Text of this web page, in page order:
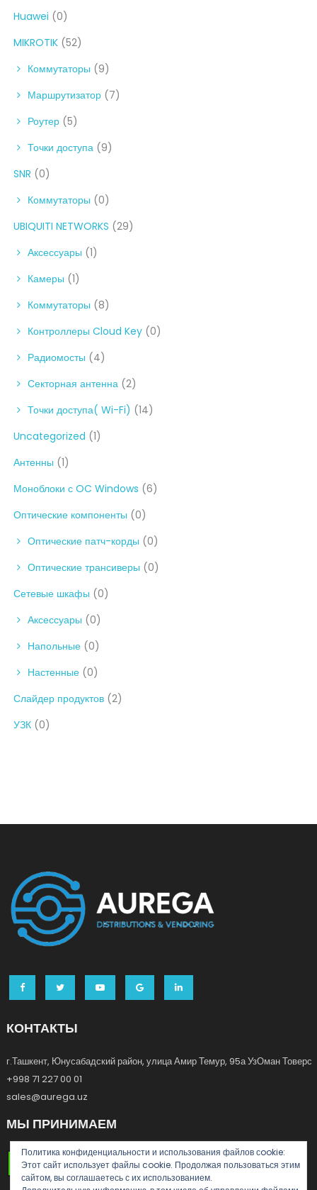
Huawei (0)
MIKROTIK (52)
Коммутаторы (9)
Маршрутизатор (7)
Роутер (5)
Точки доступа (9)
SNR (0)
Коммутаторы (0)
UBIQUITI NETWORKS (29)
Аксессуары (1)
Камеры (1)
Коммутаторы (8)
Контроллеры Cloud Key (0)
Радиомосты (4)
Секторная антенна (2)
Точки доступа( Wi-Fi) (14)
Uncategorized (1)
Антенны (1)
Моноблоки с OC Windows (6)
Оптические компоненты (0)
Оптические патч-корды (0)
Оптические трансиверы (0)
Сетевые шкафы (0)
Аксессуары (0)
Напольные (0)
Настенные (0)
Слайдер продуктов (2)
УЗК (0)
КОНТАКТЫ
г.Ташкент, Юнусабадский район, улица Амир Темур, 95а УзОман Товерс
+998 71 227 00 01
sales@aurega.uz
МЫ ПРИНИМАЕМ
Политика конфиденциальности и использования файлов сookie:
Этот сайт использует файлы cookie. Продолжая пользоваться этим
сайтом, вы соглашаетесь с их использованием.